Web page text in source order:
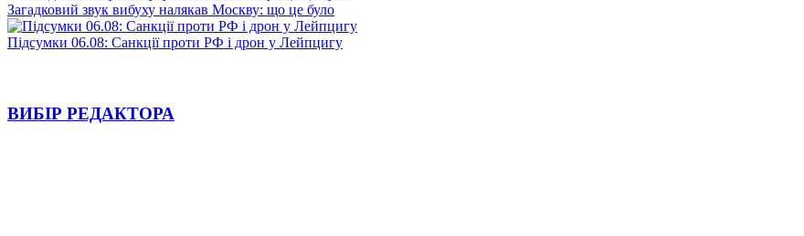
Загадковий звук вибуху налякав Москву: що це було
Підсумки 06.08: Санкції проти РФ і дрон у Лейпцигу
ВИБІР РЕДАКТОРА